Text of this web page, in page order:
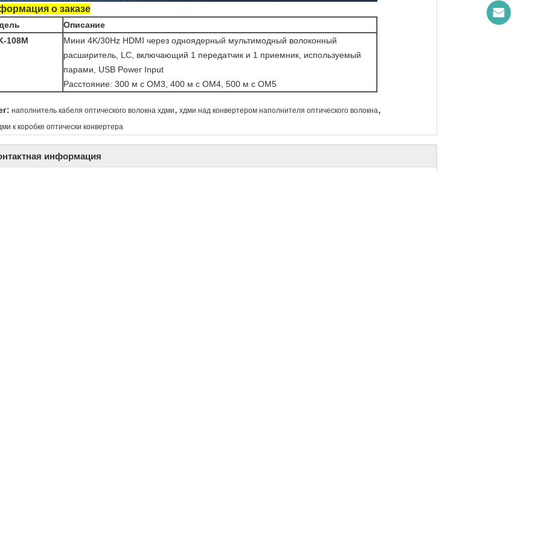
о заказе
Описание
108M
Мини 4K/30Hz HDMI через одноядерный мультимодный волоконный
расширитель, LC, включающий 1 передатчик и 1 приемник, используемый
парами, USB Power Input
Расстояние: 300 м с OM3, 400 м с OM4, 500 м с OM5
наполнитель кабеля оптического волокна хдми, хдми над конвертером наполнителя оптического волокна,
к коробке оптически конвертера
информация